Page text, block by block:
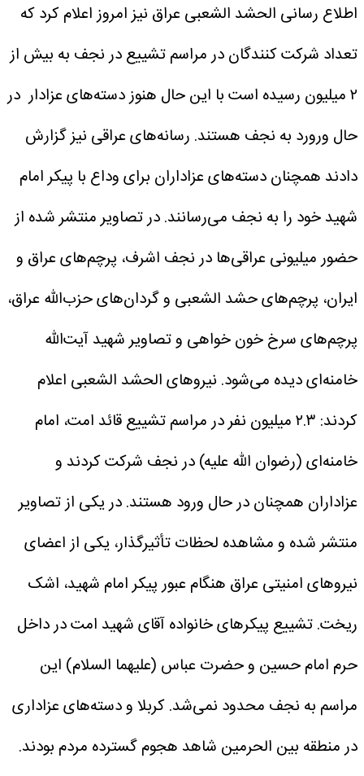
اطلاع رسانی الحشد الشعبی عراق نیز امروز اعلام کرد که
تعداد شرکت کنندگان در مراسم تشییع در نجف به بیش از
۲ میلیون رسیده است با این حال هنوز دسته‌های عزادار در
حال ورورد به نجف هستند. رسانه‌های عراقی نیز گزارش
دادند همچنان دسته‌های عزاداران برای وداع با پیکر امام
شهید خود را به نجف می‌رسانند.در تصاویر منتشر شده از
حضور میلیونی عراقی‌ها در نجف اشرف، پرچم‌های عراق و
ایران، پرچم‌های حشد الشعبی و گردان‌های حزب‌الله عراق،
پرچم‌های سرخ خون خواهی و تصاویر شهید آیت‌الله
خامنه‌ای دیده می‌شود. نیروهای الحشد الشعبی اعلام
کردند: ۲.۳ میلیون نفر در مراسم تشییع قائد امت، امام
خامنه‌ای (رضوان الله علیه) در نجف شرکت کردند و
عزاداران همچنان در حال ورود هستند.در یکی از تصاویر
منتشر شده و مشاهده لحظات تأثیرگذار، یکی از اعضای
نیروهای امنیتی عراق هنگام عبور پیکر امام شهید، اشک
ریخت.تشییع پیکرهای خانواده آقای شهید امت در داخل
حرم امام حسین و حضرت عباس (علیهما السلام) این
مراسم به نجف محدود نمی‌شد. کربلا و دسته‌های عزاداری
در منطقه بین الحرمین شاهد هجوم گسترده مردم بودند.